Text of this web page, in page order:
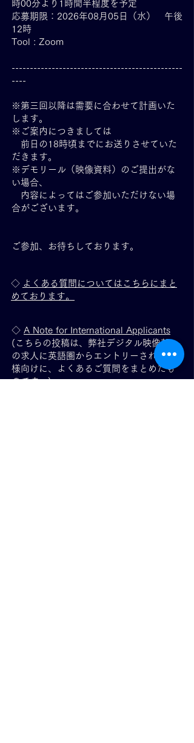
時00分より1時間半程度を予定
応募期限：2026年08月05日（水） 午後
12時
Tool : Zoom
-----------------------------------------------
----
※第三回以降は需要に合わせて計画いた
します。
※ご案内につきましては
前日の18時頃までにお送りさせていた
だきます。
※ デモリール（映像資料）のご提出がな
い場合、
内容によってはご参加いただけない場
合がございます。
ご参加、お待ちしております。
◇ よくある質問についてはこちらにまと
めております。
◇ A Note for International Applicants
(こちらの投稿は、弊社デジタル映像部へ
の求人に英語圏からエントリーされる皆
様向けに、よくあるご質問をまとめたも
のです。)